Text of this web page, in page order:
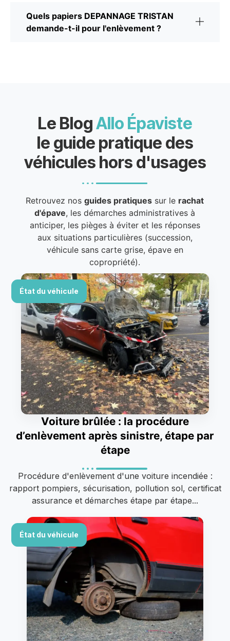
Quels papiers DEPANNAGE TRISTAN
demande-t-il pour l'enlèvement ?
Le BlogAllo Épaviste
le guide pratique des
véhicules hors d'usages
Retrouvez nosguides pratiques sur le rachat
d'épave, les démarches administratives à
anticiper, les pièges à éviter et les réponses
aux situations particulières (succession,
véhicule sans carte grise, épave en
copropriété).
État du véhicule
Voiture brûlée : la procédure
d’enlèvement après sinistre, étape par
étape
Procédure d'enlèvement d'une voiture incendiée :
rapport pompiers, sécurisation, pollution sol, certificat
assurance et démarches étape par étape...
État du véhicule